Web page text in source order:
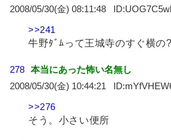
2008/05/30(金) 08:11:48
>>241
牛野ﾀﾞﾑって王城寺のすぐ横の
278 本当にあった怖い名無し
2008/05/30(金) 10:44:21
>>276
そう。小さい便所